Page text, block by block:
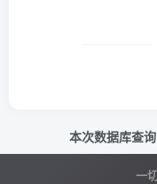
本次数据库查
一